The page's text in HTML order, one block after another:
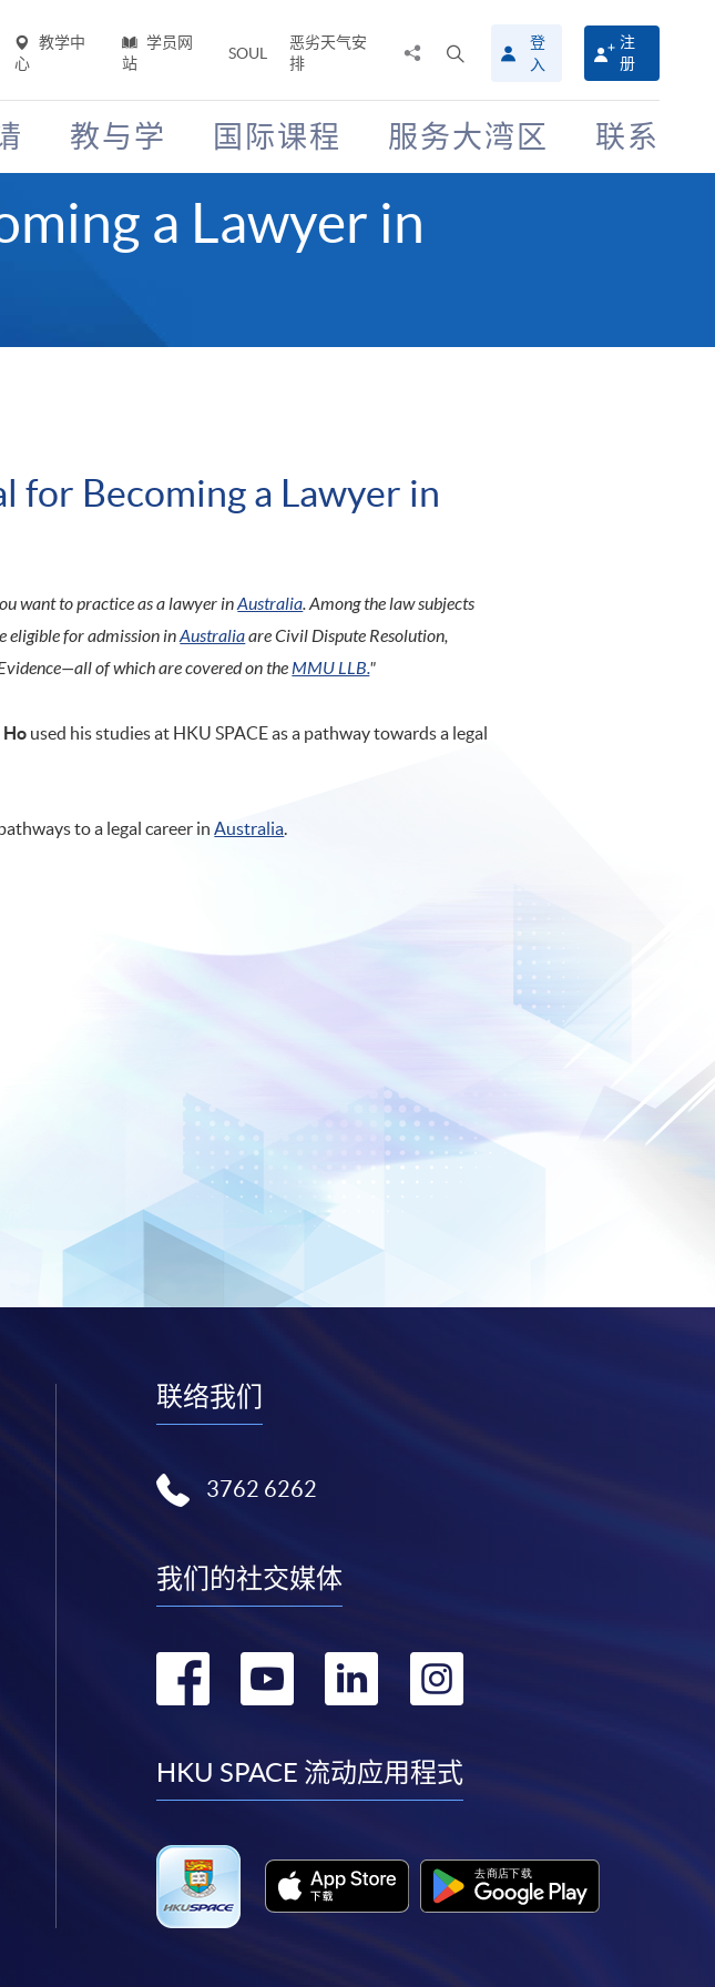
教学中
心
学员网
站
SOUL
恶劣天气安
排
搜
寻
介
面
登
入
注
册
教与学 国际课程 服务大湾区 联系
a Lawyer in
for Becoming a Lawyer in
want to practice as a lawyer inAustralia. Among the law subjects
eligible for admission inAustraliaare Civil Dispute Resolution,
of which are covered on theMMU LLB."
Ho used his studies at HKU SPACE as a pathway towards a legal
to a legal career inAustralia.
联络我们
3762 6262
我们的社交媒体
转
facebook
转
youtube
转
linkedin
转
instagram
HKU SPACE 流动应用程式